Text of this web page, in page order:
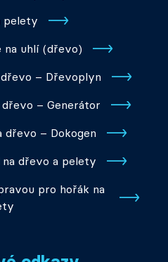
pelety
uhlí (dřevo)
– Dřevoplyn
– Generátor
– Dokogen
dřevo a pelety
pro hořák na